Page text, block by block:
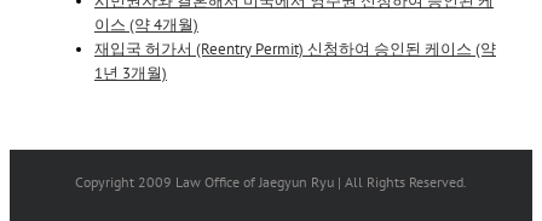
이스 (약 4개월)
재입국 허가서 (Reentry Permit) 신청하여 승인된 케이스 (약
1년 3개월)
Copyright 2009 Law Office of Jaegyun Ryu | All Rights Reserved.